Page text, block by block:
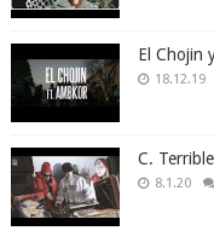
El Chojin
18.12.19
C.
8.1.20